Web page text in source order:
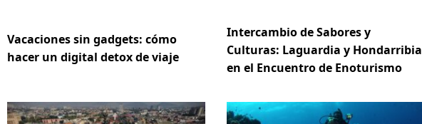
Vacaciones sin gadgets: cómo
hacer un digital detox de viaje
Intercambio de Sabores y
Culturas: Laguardia y Hondarribia
en el Encuentro de Enoturismo